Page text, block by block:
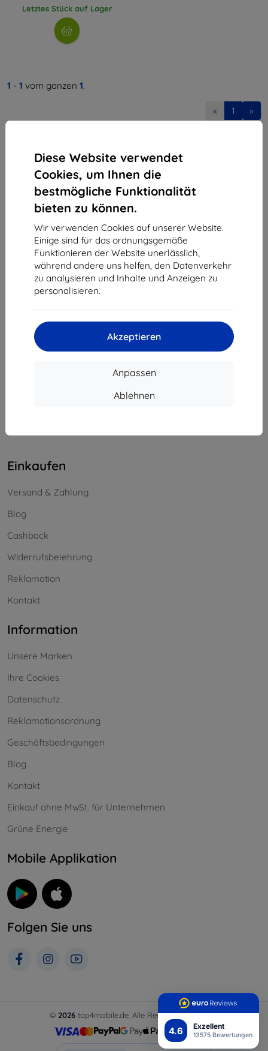
4.6 Exzellent
13575 Bewertungen
Diese Website verwendet
Cookies, um Ihnen die
bestmögliche Funktionalität
bieten zu können.
Wir verwenden Cookies auf unserer Website.
Einige sind für das ordnungsgemäße
Funktionieren der Website unerlässlich,
während andere uns helfen, den Datenverkehr
zu analysieren und Inhalte und Anzeigen zu
personalisieren.
Akzeptieren
Anpassen
Ablehnen
Letztes Stück auf Lager
1 - 1 vom ganzen 1.
« 1 »
Shield-Sk s.r.o.
Ulica Rudolfa Mocka 3750/2A
841 04 Bratislava
Unternehmens-ID:46701494
USt-IdNr.:SK2023549671
info@top4mobile.eu
Einkaufen
Versand & Zahlung
Blog
Cashback
Widerrufsbelehrung
Reklamation
Kontakt
Information
Unsere Marken
Ihre Cookies
Datenschutz
Reklamationsordnung
Geschäftsbedingungen
Blog
Kontakt
Einkauf ohne MwSt. für Unternehmen
Grüne Energie
Mobile Applikation
Folgen Sie uns
© 2026 top4mobile.de. Alle Rechte vorbehalten.